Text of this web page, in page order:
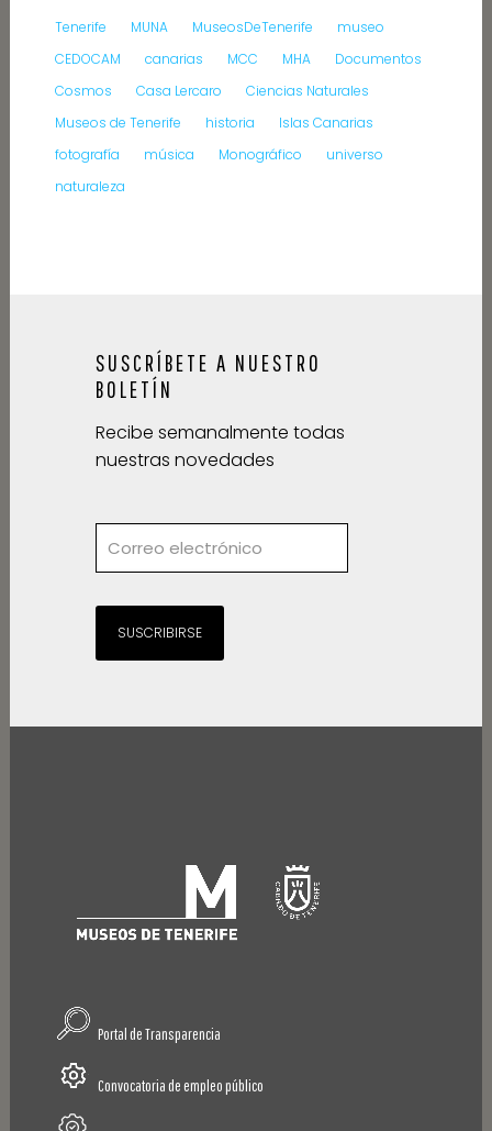
Tenerife MUNA MuseosDeTenerife
museo
CEDOCAM
canarias MCC MHA
Documentos
Cosmos
Casa Lercaro
Ciencias Naturales
Museos de Tenerife
historia
Islas Canarias
fotografía
música Monográfico
universo
naturaleza
SUSCRÍBETE A NUESTRO
BOLETÍN
Recibe semanalmente todas
nuestras novedades
SUSCRIBIRSE
Portal de Transparencia
Convocatoria de empleo público